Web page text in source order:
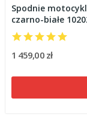
Spodnie
czarno-białe
1 459,00 zł